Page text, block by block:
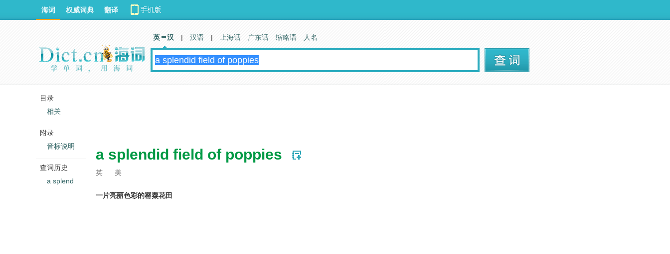
a splendid field of poppies
英 美
一片亮丽色彩的罂粟花田
海词 权威词典 翻译
英 汉 | 汉语 | 上海话 广东话 缩略语 人名
目录
相关
附录
音标说明
查词历史
a splend